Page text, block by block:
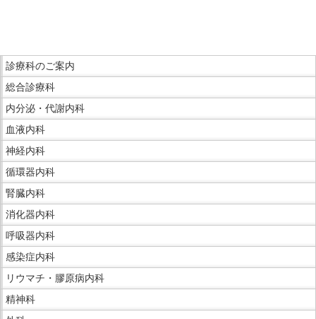
ド
メ
ニ
ュ
ー
へ
移
動
し
ま
す
で
本
文
で
す。
こ
こ
か
ら
サ
イ
ド
メ
ニ
ュ
ー
で
す。
診療科のご案内
総合診療科
内分泌・代謝内科
血液内科
神経内科
循環器内科
腎臓内科
消化器内科
呼吸器内科
感染症内科
リウマチ・膠原病内科
精神科